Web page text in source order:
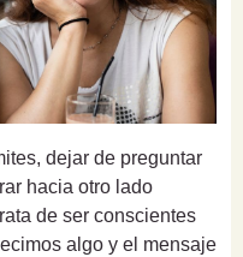
dejar de preguntar
hacia otro lado
de ser conscientes
algo y el mensaje